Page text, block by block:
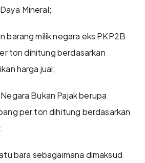
Mineral;
milik negara eks PKP2B
ton dihitung berdasarkan
harga jual;
Bukan Pajak berupa
per ton dihitung berdasarkan
bara sebagaimana dimaksud